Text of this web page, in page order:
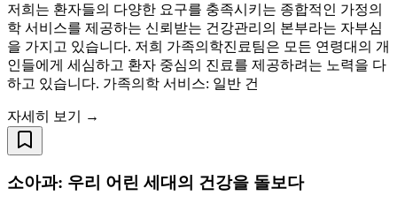
저희는 환자들의 다양한 요구를 충족시키는 종합적인 가정의
학 서비스를 제공하는 신뢰받는 건강관리의 본부라는 자부심
을 가지고 있습니다. 저희 가족의학진료팀은 모든 연령대의 개
인들에게 세심하고 환자 중심의 진료를 제공하려는 노력을 다
하고 있습니다. 가족의학 서비스: 일반 건
자세히 보기 →
소아과: 우리 어린 세대의 건강을 돌보다